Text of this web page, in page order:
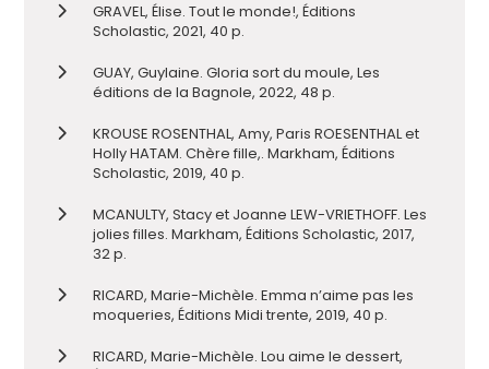
GRAVEL, Élise. Tout le monde!, Éditions
Scholastic, 2021, 40 p.
GUAY, Guylaine. Gloria sort du moule, Les
éditions de la Bagnole, 2022, 48 p.
KROUSE ROSENTHAL, Amy, Paris ROESENTHAL et
Holly HATAM. Chère fille,. Markham, Éditions
Scholastic, 2019, 40 p.
MCANULTY, Stacy et Joanne LEW-VRIETHOFF. Les
jolies filles. Markham, Éditions Scholastic, 2017,
32 p.
RICARD, Marie-Michèle. Emma n’aime pas les
moqueries, Éditions Midi trente, 2019, 40 p.
RICARD, Marie-Michèle. Lou aime le dessert,